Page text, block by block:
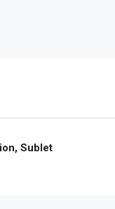
Sublet